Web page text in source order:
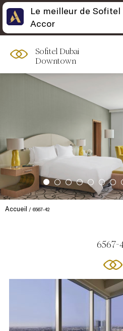
Sofitel Dubai
Downtown
Accueil 6567-42
6567-
Le meilleur de
Accor